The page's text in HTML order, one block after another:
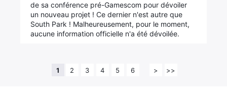
de sa conférence pré-Gamescom pour dévoiler
un nouveau projet ! Ce dernier n'est autre que
South Park ! Malheureusement, pour le moment,
aucune information officielle n'a été dévoilée.
1 2 3 4 5 6 > >>